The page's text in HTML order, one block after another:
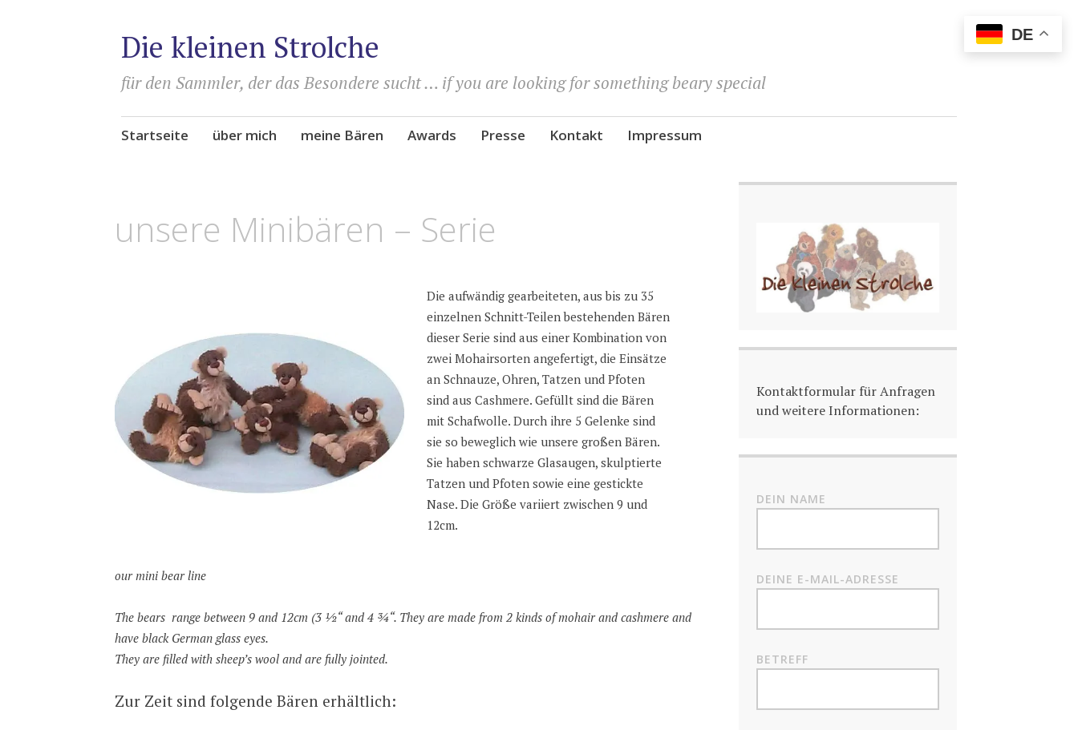
Die kleinen Strolche
für den Sammler, der das Besondere sucht … if you are looking for something beary special
Zum
Startseite über mich meine Bären Awards Presse Kontakt Impressum
FEBRUAR
2024
unsere Minibären – Serie
Die aufwändig gearbeiteten, aus bis zu 35
einzelnen Schnitt-Teilen bestehenden Bären
dieser Serie sind aus einer Kombination von
zwei Mohairsorten angefertigt, die Einsätze
an Schnauze, Ohren, Tatzen und Pfoten
sind aus Cashmere. Gefüllt sind die Bären
mit Schafwolle. Durch ihre 5 Gelenke sind
sie so beweglich wie unsere großen Bären.
Sie haben schwarze Glasaugen, skulptierte
Tatzen und Pfoten sowie eine gestickte
Nase. Die Größe variiert zwischen 9 und
12cm.
our mini bear line
The bears range between 9 and 12cm (3 ½“ and 4 ¾“. They are made from 2 kinds of mohair and cashmere and
have black German glass eyes.
They are filled with sheep’s wool and are fully jointed.
Zur Zeit sind folgende Bären erhältlich:
Kontaktformular für Anfragen
und weitere Informationen:
DEIN NAME
DEINE E-MAIL-ADRESSE
BETREFF
DE